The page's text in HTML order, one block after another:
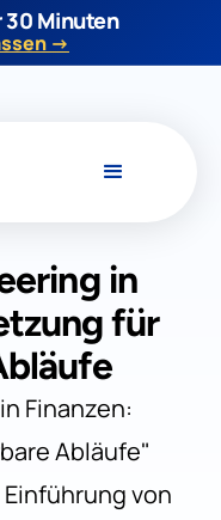
Minuten
→
in
für
Finanzen:
Abläufe"
von